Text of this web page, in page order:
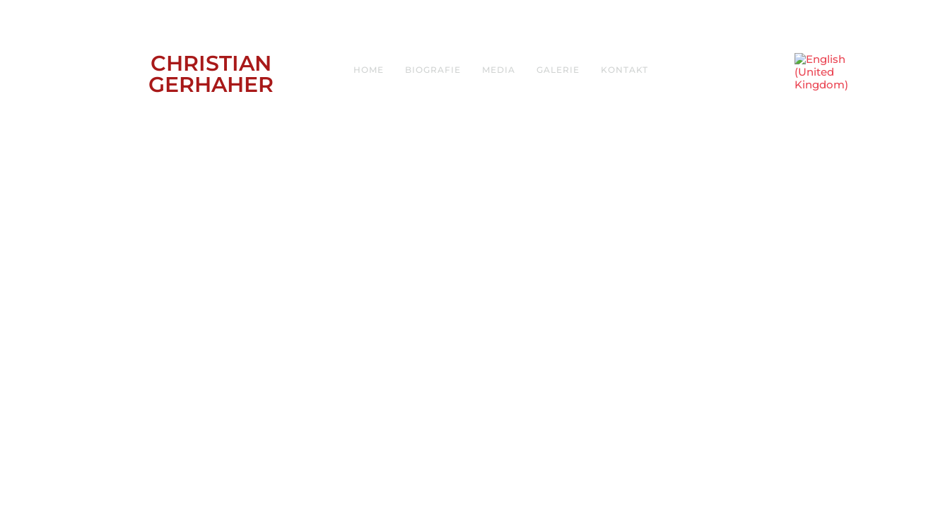
CHRISTIAN
GERHAHER
HOME BIOGRAFIE MEDIA GALERIE KONTAKT
Sprache auswählen